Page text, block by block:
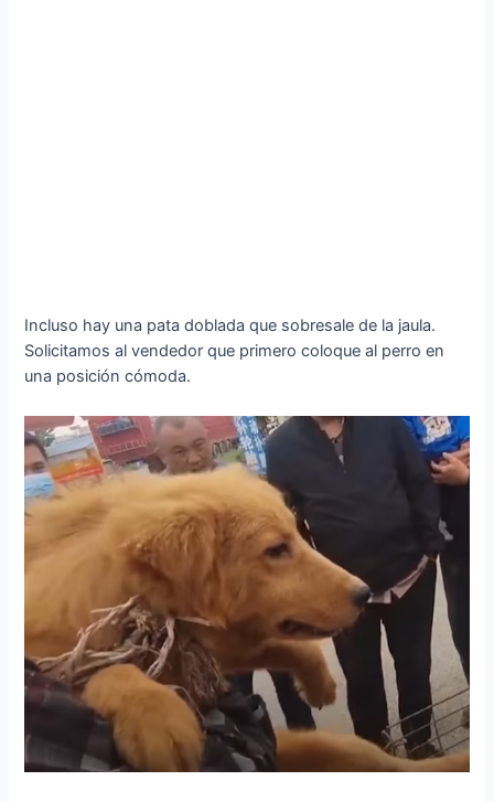
Incluso hay una pata doblada que sobresale de la jaula.
Solicitamos al vendedor que primero coloque al perro en
una posición cómoda.